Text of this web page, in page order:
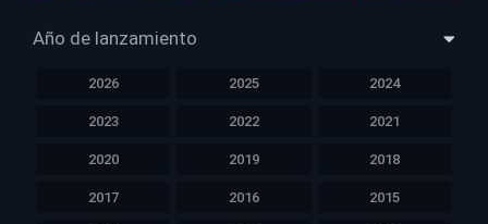
Año de lanzamiento
2026 2025 2024
2023 2022 2021
2020 2019 2018
2017 2016 2015